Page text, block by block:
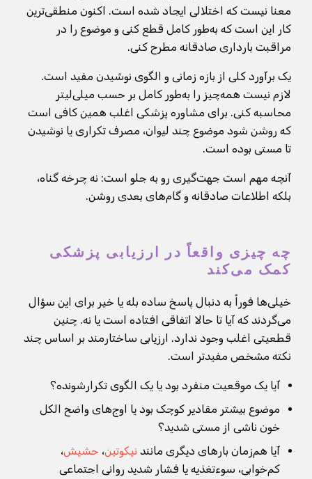
معنا نیست که اختلالی ایجاد شده است. اکنون منطقی‌ترین
کار این است که به‌طور کامل قطع کنی و موضوع را در
مراقبت بارداری صادقانه مطرح کنی.
یک برآورد کلی از بازه زمانی و الگوی نوشیدن مفید است.
لازم نیست همه‌چیز را به‌طور کامل بر حسب میلی‌لیتر
محاسبه کنی. برای مشاوره پزشکی اغلب همین کافی است
که روشن شود موضوع چند لیوان، مصرف تکراری یا نوشیدن
تا مستی بوده است.
آنچه مهم است جهت‌گیری رو به جلو است: نه چرخه گناه،
بلکه اطلاعات صادقانه و گام‌های بعدی روشن.
چه چیزی واقعاً در ارزیابی پزشکی
کمک می‌کند
خیلی‌ها فوراً به دنبال پاسخ ساده بله یا خیر برای این سؤال
می‌گردند که آیا تا حالا اتفاقی افتاده است یا نه. چنین
قطعیتی اغلب وجود ندارد. ارزیابی ساختارمند بر اساس چند
نکته مشخص مفیدتر است.
آیا یک موقعیت منفرد بود یا یک الگوی تکرارشونده؟
موضوع بیشتر مقادیر کوچک بود یا اوج‌های واضح الکل
خون ناشی از مستی شدید؟
آیا هم‌زمان بارهای دیگری مانند نیکوتین، حشیش،
کم‌خوابی، سوءتغذیه یا فشار شدید روانی اجتماعی